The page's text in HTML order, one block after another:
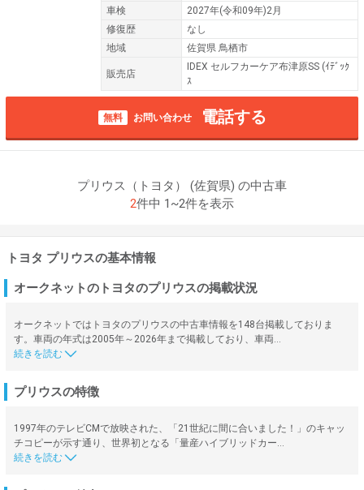
車検
2027年(令和09年)2月
修復歴
なし
地域
佐賀県 鳥栖市
販売店
IDEX セルフカーケア布津原SS (ｲﾃﾞｯｸ
ｽ
無料 お問い合わせ 電話する
プリウス（トヨタ） (佐賀県) の中古車
2件中 1~2件を表示
トヨタ プリウスの基本情報
オークネットのトヨタのプリウスの掲載状況
オークネットではトヨタのプリウスの中古車情報を148台掲載しておりま
す。車両の年式は2005年～2026年まで掲載しており、車両…
プリウスの特徴
1997年のテレビCMで放映された、「21世紀に間に合いました！」のキャッ
チコピーが示す通り、世界初となる「量産ハイブリッドカー…